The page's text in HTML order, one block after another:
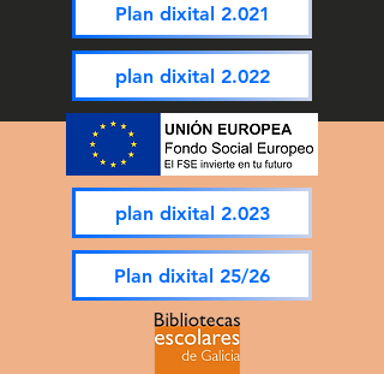
Plan dixital 2.021
plan dixital 2.022
plan dixital 2.023
Plan dixital 25/26